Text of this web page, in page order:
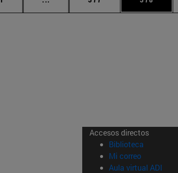
Accesos directos
Biblioteca (abre en
Mi correo(abre en
Aula virtual ADI